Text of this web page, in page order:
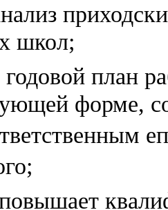
школ;
годовой план
форме,